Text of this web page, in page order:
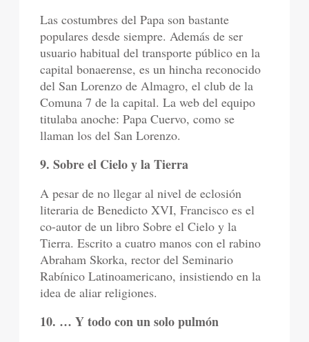
Las costumbres del Papa son bastante
populares desde siempre. Además de ser
usuario habitual del transporte público en la
capital bonaerense, es un hincha reconocido
del San Lorenzo de Almagro, el club de la
Comuna 7 de la capital. La web del equipo
titulaba anoche: Papa Cuervo, como se
llaman los del San Lorenzo.
9. Sobre el Cielo y la Tierra
A pesar de no llegar al nivel de eclosión
literaria de Benedicto XVI, Francisco es el
co-autor de un libro Sobre el Cielo y la
Tierra. Escrito a cuatro manos con el rabino
Abraham Skorka, rector del Seminario
Rabínico Latinoamericano, insistiendo en la
idea de aliar religiones.
10. … Y todo con un solo pulmón